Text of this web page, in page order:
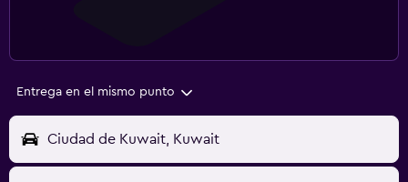
Entrega en el mismo punto
Ciudad de Kuwait, Kuwait